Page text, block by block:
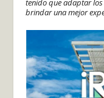
tenido que adaptar
brindar una mejor